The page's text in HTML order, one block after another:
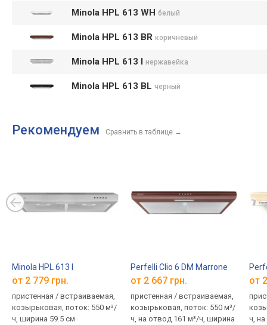
Minola HPL 613 WH белый
Minola HPL 613 BR коричневый
Minola HPL 613 I нержавейка
Minola HPL 613 BL черный
Рекомендуем Сравнить в таблице →
Minola HPL 613 I
от 2 779 грн.
пристенная / встраиваемая,
козырьковая, поток: 550 м³/
ч, ширина 59.5 см
Perfelli Clio 6 DM Marrone
от 2 667 грн.
пристенная / встраиваемая,
козырьковая, поток: 550 м³/
ч, на отвод 161 м³/ч, ширина
от
ч,